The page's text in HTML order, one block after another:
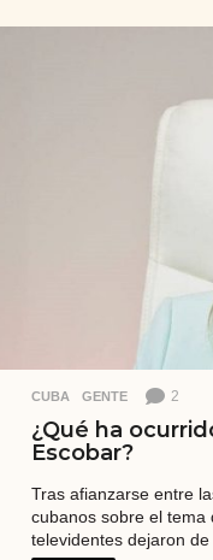
CUBA ,GENTE 2
¿Qué ha
Escobar?
Tras afianzarse entre
cubanos sobre el tema
televidentes dejaron